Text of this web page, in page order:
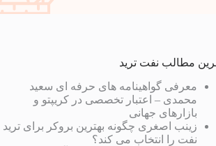
مطالب نفت ترید
معرفی گواهینامه های حرفه ای سعید
محمدی – اعتبار تخصصی در کریپتو و
بازارهای جهانی
زینب اصغری چگونه بهترین بروکر برای ترید
نفت را انتخاب می کند؟